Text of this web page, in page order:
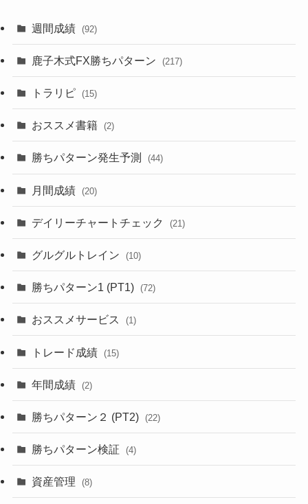
週間成績 (92)
鹿子木式FX勝ちパターン (217)
トラリピ (15)
おススメ書籍 (2)
勝ちパターン発生予測 (44)
月間成績 (20)
デイリーチャートチェック (21)
グルグルトレイン (10)
勝ちパターン1 (PT1) (72)
おススメサービス (1)
トレード成績 (15)
年間成績 (2)
勝ちパターン２ (PT2) (22)
勝ちパターン検証 (4)
資産管理 (8)